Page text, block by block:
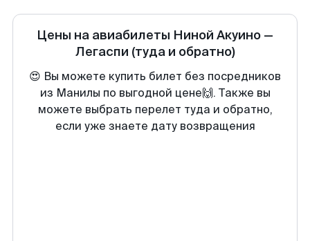
Цены на авиабилеты Ниной Акуино —
Легаспи (туда и обратно)
😍 Вы можете купить билет без посредников
из Манилы по выгодной цене🙌. Также вы
можете выбрать перелет туда и обратно,
если уже знаете дату возвращения